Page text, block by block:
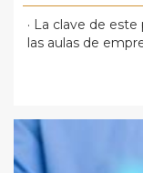
· La clave de
las aulas de